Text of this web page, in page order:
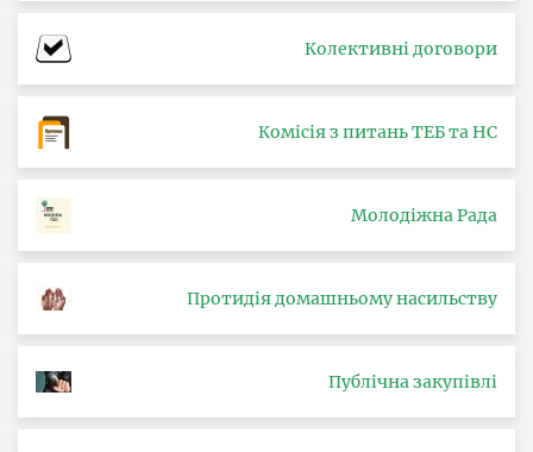
Колективні договори
Комісія з питань ТЕБ та НС
Молодіжна Рада
Протидія домашньому насильству
Публічна закупівлі